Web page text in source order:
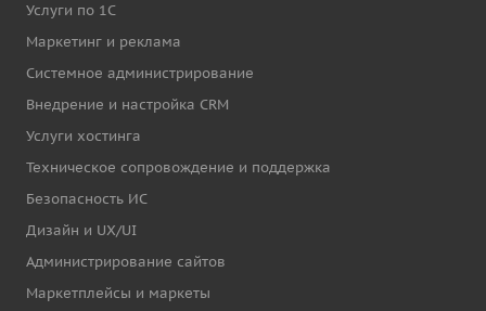
Услуги по 1С
Маркетинг и реклама
Системное администрирование
Внедрение и настройка CRM
Услуги хостинга
Техническое сопровождение и поддержка
Безопасность ИС
Дизайн и UX/UI
Администрирование сайтов
Маркетплейсы и маркеты